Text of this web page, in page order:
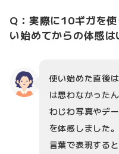
Q：実際に10ギガを
い始めてからの体感は
使い始めた直後
は思わなかった
わじわ写真やデ
を体感しました。
言葉で表現する